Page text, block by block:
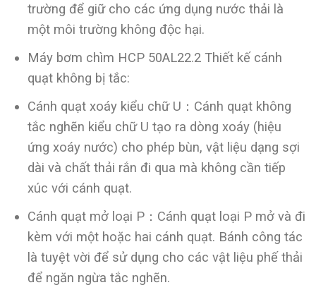
trường để giữ cho các ứng dụng nước thải là
một môi trường không độc hại.
Máy bơm chìm HCP 50AL22.2 Thiết kế cánh
quạt không bị tắc:
Cánh quạt xoáy kiểu chữ U：Cánh quạt không
tắc nghẽn kiểu chữ U tạo ra dòng xoáy (hiệu
ứng xoáy nước) cho phép bùn, vật liệu dạng sợi
dài và chất thải rắn đi qua mà không cần tiếp
xúc với cánh quạt.
Cánh quạt mở loại P：Cánh quạt loại P mở và đi
kèm với một hoặc hai cánh quạt. Bánh công tác
là tuyệt vời để sử dụng cho các vật liệu phế thải
để ngăn ngừa tắc nghẽn.